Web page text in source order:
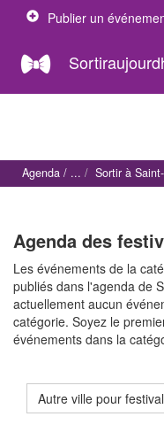
Publier un
Agenda Sortir à
Agenda des
Les événements de la
publiés dans l'agenda de
actuellement aucun
catégorie. Soyez le
événements dans la
Autre ville pour